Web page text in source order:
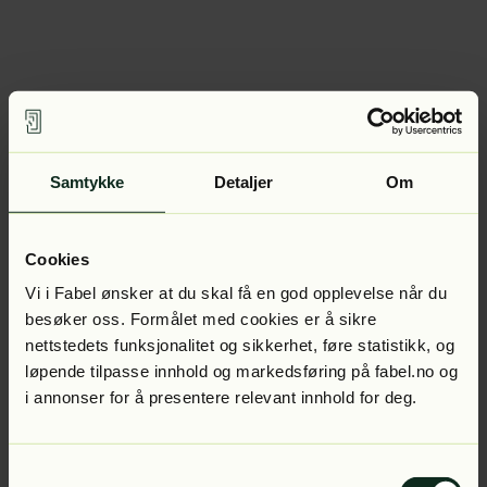
Samtykke Detaljer Om
Cookies
Vi i Fabel ønsker at du skal få en god opplevelse når du
besøker oss. Formålet med cookies er å sikre
nettstedets funksjonalitet og sikkerhet, føre statistikk, og
løpende tilpasse innhold og markedsføring på fabel.no og
i annonser for å presentere relevant innhold for deg.